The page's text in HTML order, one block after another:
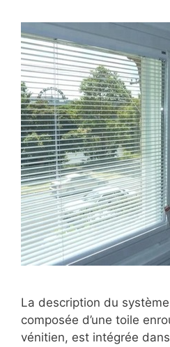
La description du
composée d’une toile
vénitien, est intégrée